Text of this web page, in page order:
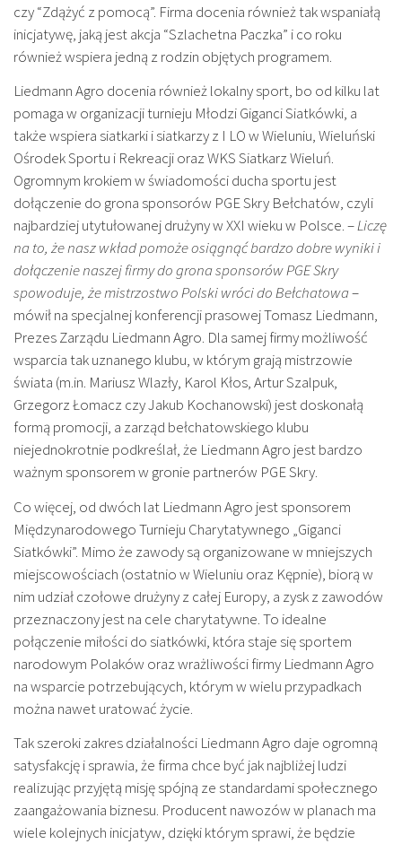
czy “Zdążyć z pomocą”. Firma docenia również tak wspaniałą
inicjatywę, jaką jest akcja “Szlachetna Paczka” i co roku
również wspiera jedną z rodzin objętych programem.
Liedmann Agro docenia również lokalny sport, bo od kilku lat
pomaga w organizacji turnieju Młodzi Giganci Siatkówki, a
także wspiera siatkarki i siatkarzy z I LO w Wieluniu, Wieluński
Ośrodek Sportu i Rekreacji oraz WKS Siatkarz Wieluń.
Ogromnym krokiem w świadomości ducha sportu jest
dołączenie do grona sponsorów PGE Skry Bełchatów, czyli
najbardziej utytułowanej drużyny w XXI wieku w Polsce. –Liczę
na to, że nasz wkład pomoże osiągnąć bardzo dobre wyniki i
dołączenie naszej firmy do grona sponsorów PGE Skry
spowoduje, że mistrzostwo Polski wróci do Bełchatowa–
mówił na specjalnej konferencji prasowej Tomasz Liedmann,
Prezes Zarządu Liedmann Agro. Dla samej firmy możliwość
wsparcia tak uznanego klubu, w którym grają mistrzowie
świata (m.in. Mariusz Wlazły, Karol Kłos, Artur Szalpuk,
Grzegorz Łomacz czy Jakub Kochanowski) jest doskonałą
formą promocji, a zarząd bełchatowskiego klubu
niejednokrotnie podkreślał, że Liedmann Agro jest bardzo
ważnym sponsorem w gronie partnerów PGE Skry.
Co więcej, od dwóch lat Liedmann Agro jest sponsorem
Międzynarodowego Turnieju Charytatywnego „Giganci
Siatkówki”. Mimo że zawody są organizowane w mniejszych
miejscowościach (ostatnio w Wieluniu oraz Kępnie), biorą w
nim udział czołowe drużyny z całej Europy, a zysk z zawodów
przeznaczony jest na cele charytatywne. To idealne
połączenie miłości do siatkówki, która staje się sportem
narodowym Polaków oraz wrażliwości firmy Liedmann Agro
na wsparcie potrzebujących, którym w wielu przypadkach
można nawet uratować życie.
Tak szeroki zakres działalności Liedmann Agro daje ogromną
satysfakcję i sprawia, że firma chce być jak najbliżej ludzi
realizując przyjętą misję spójną ze standardami społecznego
zaangażowania biznesu. Producent nawozów w planach ma
wiele kolejnych inicjatyw, dzięki którym sprawi, że będzie